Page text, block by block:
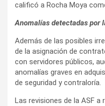
calificó a Rocha Moya
Anomalías detectadas por
Además de las posibles
de la asignación de
con servidores públicos,
anomalías graves en
de seguridad y contraloría.
Las revisiones de la ASF a